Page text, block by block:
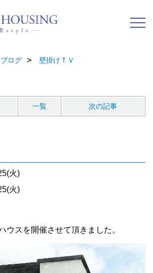
ログ 壁掛けＴＶ
一覧 次の記事
火)
火)
ウスを開催させて頂きました。